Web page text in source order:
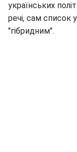
українських
речі, сам список
"гібридним".